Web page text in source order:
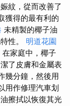
紋，從而改善了
獲得的最有利的
未精製的椰子油
性。 明道花園
在家庭中，椰子
了皮膚和金屬表
幾分鐘，然後用
用作修理汽車划
擦拭以恢復其光